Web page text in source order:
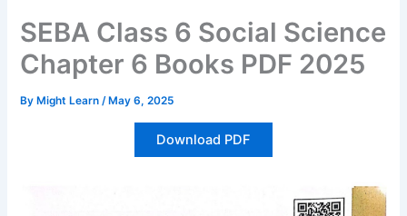
SEBA Class 6 Social Science
Chapter 6 Books PDF 2025
By Might Learn/ May 6, 2025
Download PDF